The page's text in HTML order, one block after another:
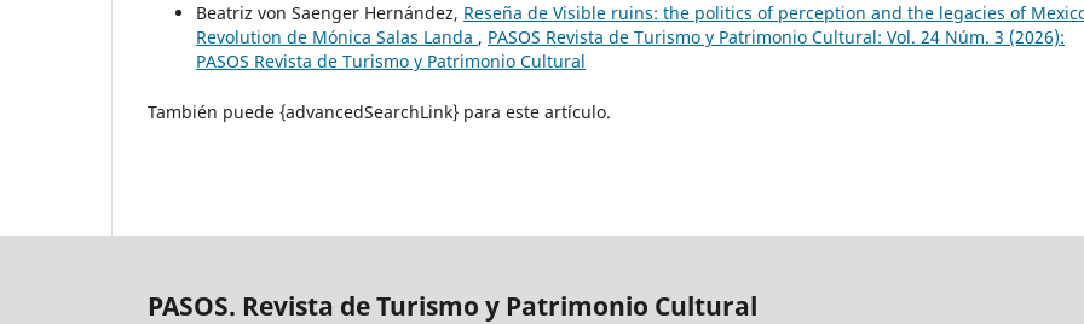
Beatriz von Saenger Hernández, Reseña de Visible ruins: the politics of perception and the legacies of
Revolution de Mónica Salas Landa , PASOS Revista de Turismo y Patrimonio Cultural: Vol. 24 Núm. 3 (2026):
PASOS Revista de Turismo y Patrimonio Cultural
También puede {advancedSearchLink} para este artículo.
PASOS. Revista de Turismo y Patrimonio Cultural